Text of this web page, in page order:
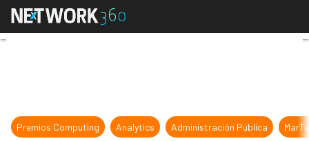
Deepfake y biometría, la
Premios Computing Analytics Administración Pública